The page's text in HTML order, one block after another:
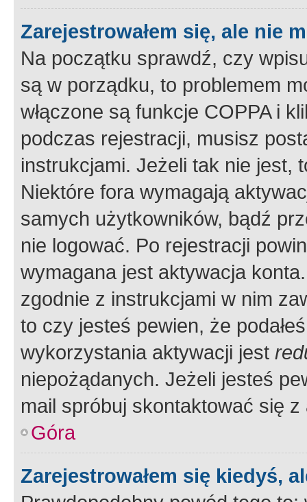
Zarejestrowałem się, ale nie
Na początku sprawdź, czy
są w porządku, to problemem
włączone są funkcje COPPA i
podczas rejestracji, musisz
instrukcjami. Jeżeli tak nie jest,
Niektóre fora wymagają
samych użytkowników, bądź
nie logować. Po rejestracji
wymagana jest aktywacja
zgodnie z instrukcjami w nim
to czy jesteś pewien, że
wykorzystania aktywacji jest
niepożądanych. Jeżeli jesteś
mail spróbuj skontaktować się
Góra
Zarejestrowałem się kiedyś,